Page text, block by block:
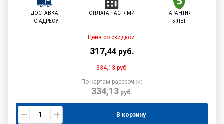
ДОСТАВКА
ПО АДРЕСУ
ОПЛАТА ЧАСТЯМИ
ГАРАНТИЯ
5 ЛЕТ
Цена со скидкой:
317,44 руб.
334,13руб.
По картам рассрочки:
334,13руб.
В корзину